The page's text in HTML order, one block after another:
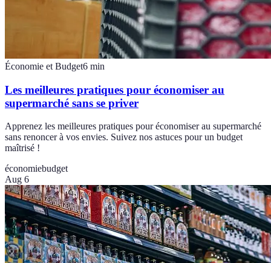
Économie et Budget6 min
Les meilleures pratiques pour économiser au
supermarché sans se priver
Apprenez les meilleures pratiques pour économiser au supermarché
sans renoncer à vos envies. Suivez nos astuces pour un budget
maîtrisé !
économiebudget
Aug 6